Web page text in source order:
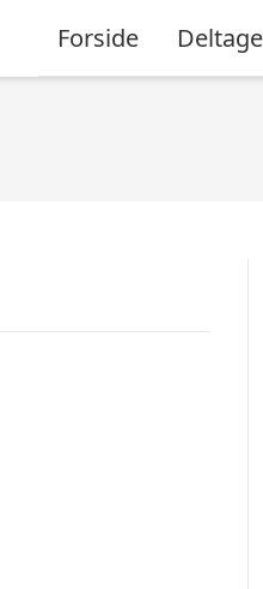
Forside